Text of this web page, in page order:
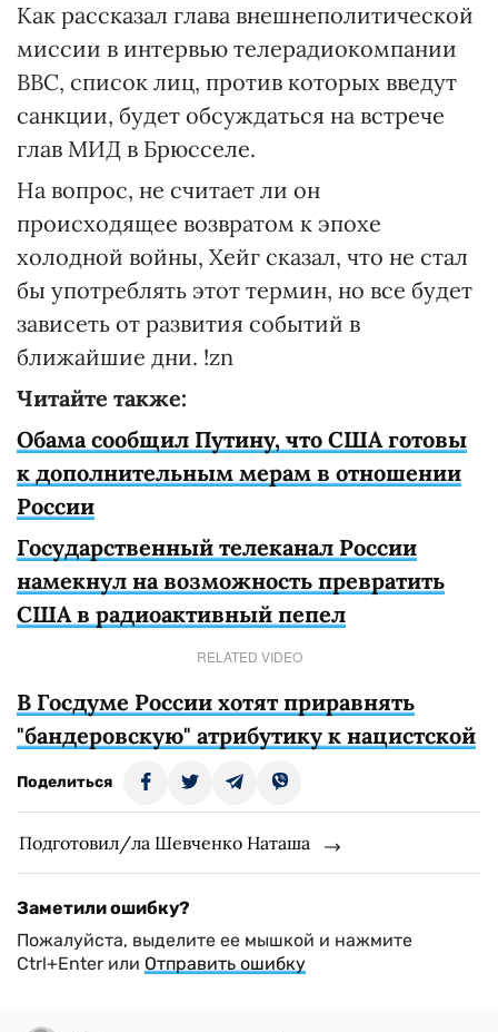
Как рассказал глава внешнеполитической
миссии в интервью телерадиокомпании
BBC, список лиц, против которых введут
санкции, будет обсуждаться на встрече
глав МИД в Брюсселе.
На вопрос, не считает ли он
происходящее возвратом к эпохе
холодной войны, Хейг сказал, что не стал
бы употреблять этот термин, но все будет
зависеть от развития событий в
ближайшие дни. !zn
Читайте также:
Обама сообщил Путину, что США готовы
к дополнительным мерам в отношении
России
Государственный телеканал России
намекнул на возможность превратить
США в радиоактивный пепел
RELATED VIDEO
В Госдуме России хотят приравнять
"бандеровскую" атрибутику к нацистской
Поделиться
Подготовил/ла Шевченко Наташа
Заметили ошибку?
Пожалуйста, выделите ее мышкой и нажмите
Ctrl+Enter или Отправить ошибку